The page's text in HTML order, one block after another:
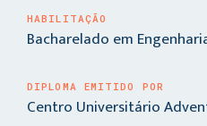
HABILITAÇÃO
Bacharelado em
DIPLOMA EMITIDO POR
Centro Universitário